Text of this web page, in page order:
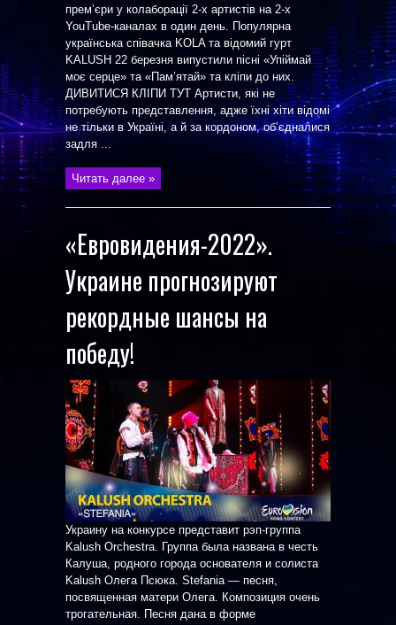
прем’єри у колаборації 2-х артистів на 2-х
YouTube-каналах в один день. Популярна
українська співачка KOLA та відомий гурт
KALUSH 22 березня випустили пісні «Упіймай
моє серце» та «Пам’ятай» та кліпи до них.
ДИВИТИСЯ КЛІПИ ТУТ Артисти, які не
потребують представлення, адже їхні хіти відомі
не тільки в Україні, а й за кордоном, об’єдналися
задля ...
Читать далее »
«Евровидения-2022».
Украине прогнозируют
рекордные шансы на
победу!
Украину на конкурсе представит рэп-группа
Kalush Orchestra. Группа была названа в честь
Калуша, родного города основателя и солиста
Kalush Олега Псюка. Stefania — песня,
посвященная матери Олега. Композиция очень
трогательная. Песня дана в форме